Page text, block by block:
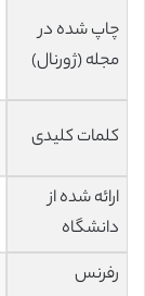
چاپ شده در
مجله (ژورنال)
کلمات کلیدی
ارائه شده از
دانشگاه
رفرنس